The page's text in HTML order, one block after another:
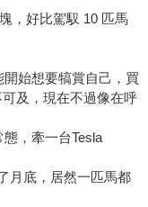
，好比駕馭 10 匹馬
始想要犒賞自己，買
及，現在不過像在呼
，牽一台Tesla
月底，居然一匹馬都